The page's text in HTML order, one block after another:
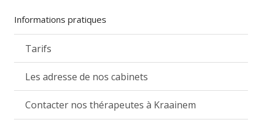
Informations pratiques
Tarifs
Les adresse de nos cabinets
Contacter nos thérapeutes à Kraainem